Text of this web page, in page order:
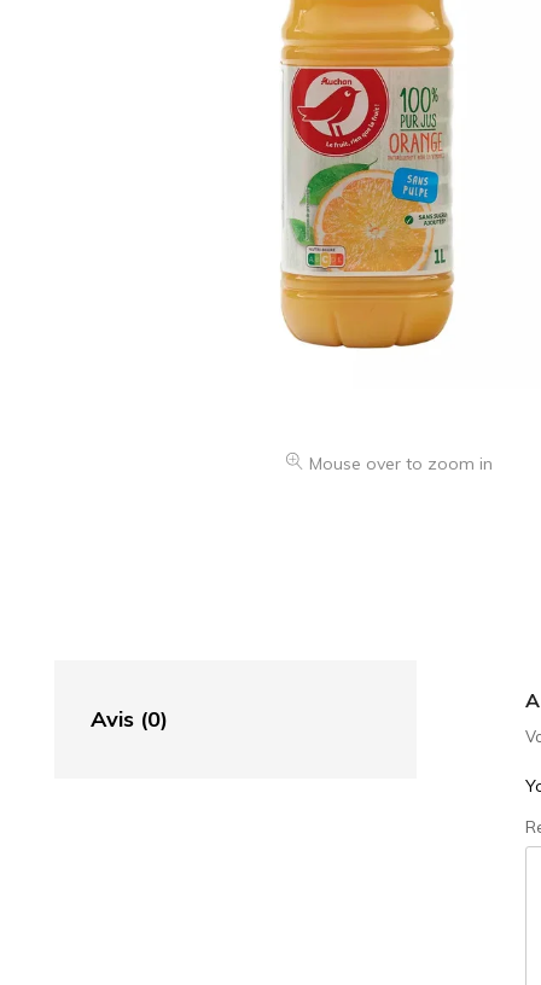
Mouse over to zoom in
Avis (0)